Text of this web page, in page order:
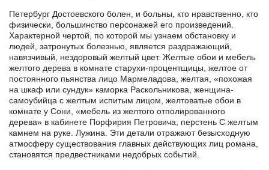
Петербург Достоевского болен, и больны, кто нравственно, кто
физически, большинство персонажей его произведений.
Характерной чертой, по которой мы узнаем обстановку и
людей, затронутых болезнью, является раздражающий,
навязчивый, нездоровый желтый цвет. Желтые обои и мебель
желтого дерева в комнате старухи-процентщицы, желтое от
постоянного пьянства лицо Мармеладова, желтая, «похожая
на шкаф или сундук» каморка Раскольникова, женщина-
самоубийца с желтым испитым лицом, желтоватые обои в
комнате у Сони, «мебель из желтого отполированного
дерева» в кабинете Порфирия Петровича, перстень С желтым
камнем на руке. Лужина. Эти детали отражают безысходную
атмосферу существования главных действующих лиц романа,
становятся предвестниками недобрых событий.